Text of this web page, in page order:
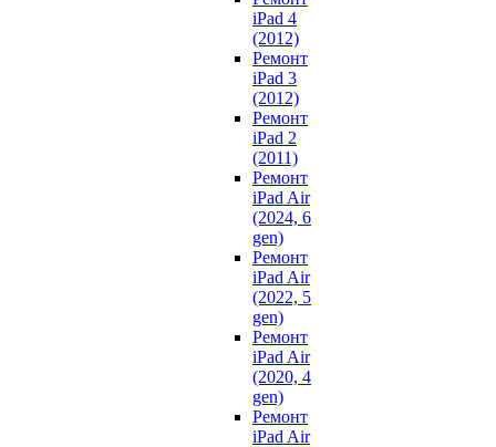
iPad 4
(2012)
Ремонт
iPad 3
(2012)
Ремонт
iPad 2
(2011)
Ремонт
iPad Air
(2024, 6
gen)
Ремонт
iPad Air
(2022, 5
gen)
Ремонт
iPad Air
(2020, 4
gen)
Ремонт
iPad Air